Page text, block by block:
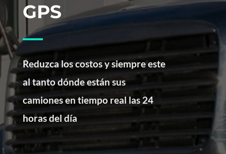
GPS
Reduzca los costos y siempre este
al tanto dónde están sus
camiones en tiempo real las 24
horas del día